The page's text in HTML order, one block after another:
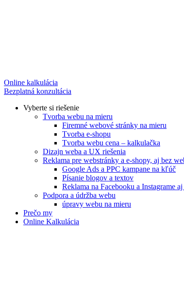
Online kalkulácia
Bezplatná konzultácia
Vyberte si riešenie
Tvorba webu na mieru
Firemné webové stránky na mieru
Tvorba e-shopu
Tvorba webu cena – kalkulačka
Dizajn weba a UX riešenia
Reklama pre webstránky a e-shopy, aj bez
Google Ads a PPC kampane na kľúč
Písanie blogov a textov
Reklama na Facebooku a Instagrame
Podpora a údržba webu
úpravy webu na mieru
Prečo my
Online Kalkulácia